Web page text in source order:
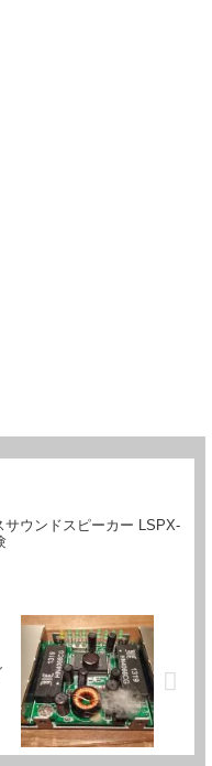
サウンドスピーカー LSPX-